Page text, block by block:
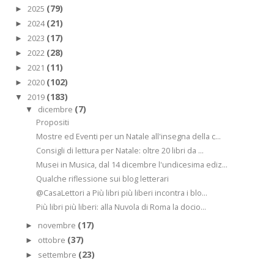
► 2025 (79)
► 2024(21)
► 2023 (17)
► 2022 (28)
► 2021 (11)
► 2020 (102)
▼ 2019 (183)
▼ dicembre (7)
Propositi
Mostre ed Eventi per un Natale all'insegna della c...
Consigli di lettura per Natale: oltre 20 libri da ...
Musei in Musica, dal 14 dicembre l'undicesima ediz...
Qualche riflessione sui blog letterari
@CasaLettori a Più libri più liberi incontra i blo...
Più libri più liberi: alla Nuvola di Roma la docio...
► novembre (17)
► ottobre (37)
► settembre (23)